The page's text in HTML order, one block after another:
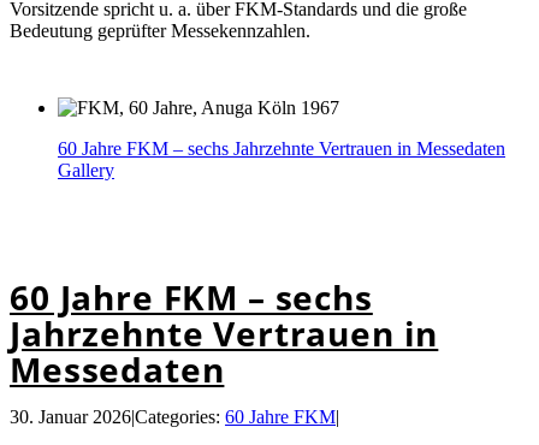
Vorsitzende spricht u. a. über FKM‑Standards und die große
Bedeutung geprüfter Messekennzahlen.
60 Jahre FKM – sechs Jahrzehnte Vertrauen in Messedaten
Gallery
60 Jahre FKM – sechs
Jahrzehnte Vertrauen in
Messedaten
30. Januar 2026|Categories: 60 Jahre FKM|